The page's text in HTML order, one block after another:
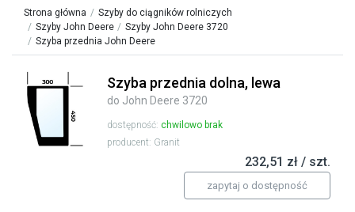
Strona główna
Szyby do ciągników rolniczych
Szyby John Deere
Szyby John Deere 3720
Szyba przednia John Deere
Szyba przednia dolna, lewa
do John Deere 3720
dostępność: chwilowo brak
producent: Granit
232,51 zł / szt.
zapytaj o dostępność